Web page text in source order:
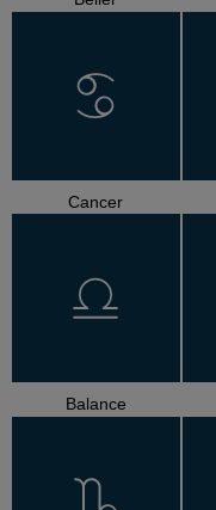
Cancer
Balance